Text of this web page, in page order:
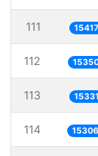
111
112
113
114